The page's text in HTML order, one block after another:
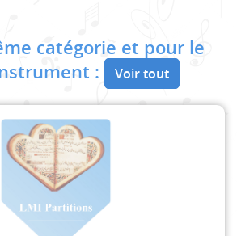
catégorie et pour le
:
Voir tout